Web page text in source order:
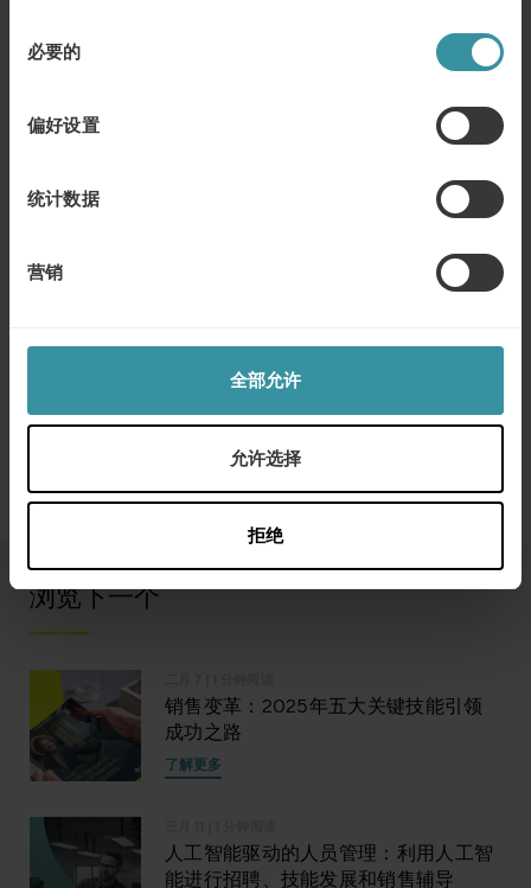
必要的
偏好设置
统计数据
营销
全部允许
允许选择
拒绝
将其分解为多个维度，并从商业角度指出建立信任对现实
世界的影响。它为企业领导者如何寻找新机会、创造更
供了指导和建议。该报告从整体上审视了“信任”这一主题，
并详细分析了“能力”等维度。
“只有43%的受访者表示，他们的组织在
专业知识和解决方案来履行合同中自己的
99%的受访企业领导者表示“信任对于与客户建立长期关系
切。因此，如果您想了解如何让您的客户信任您 — 并与您
建立牢固的关系 — 为什么不立即下载报告
浏览下一个
销售变革：2025年五大关键技能引领
成功之路
了解更多
人工智能驱动的人员管理：利用人工智
能进行招聘、技能发展和销售辅导